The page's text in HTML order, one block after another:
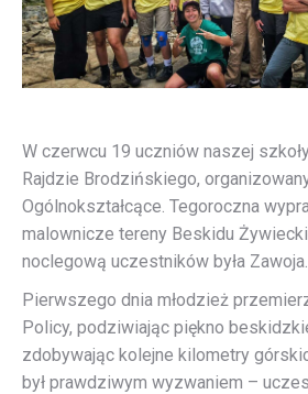
W czerwcu 19 uczniów naszej
Rajdzie Brodzińskiego,
Ogólnokształcące. Tegoroczna
malownicze tereny Beskidu
noclegową uczestników była Zawoja.
Pierwszego dnia młodzież
Policy, podziwiając piękno
zdobywając kolejne kilometry
był prawdziwym wyzwaniem –